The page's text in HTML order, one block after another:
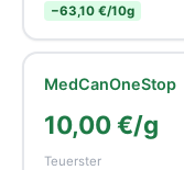
−63,10 €/10g
MedCanOneStop
10,00 €/g
Teuerster